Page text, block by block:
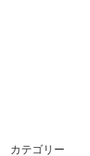
カテゴリー